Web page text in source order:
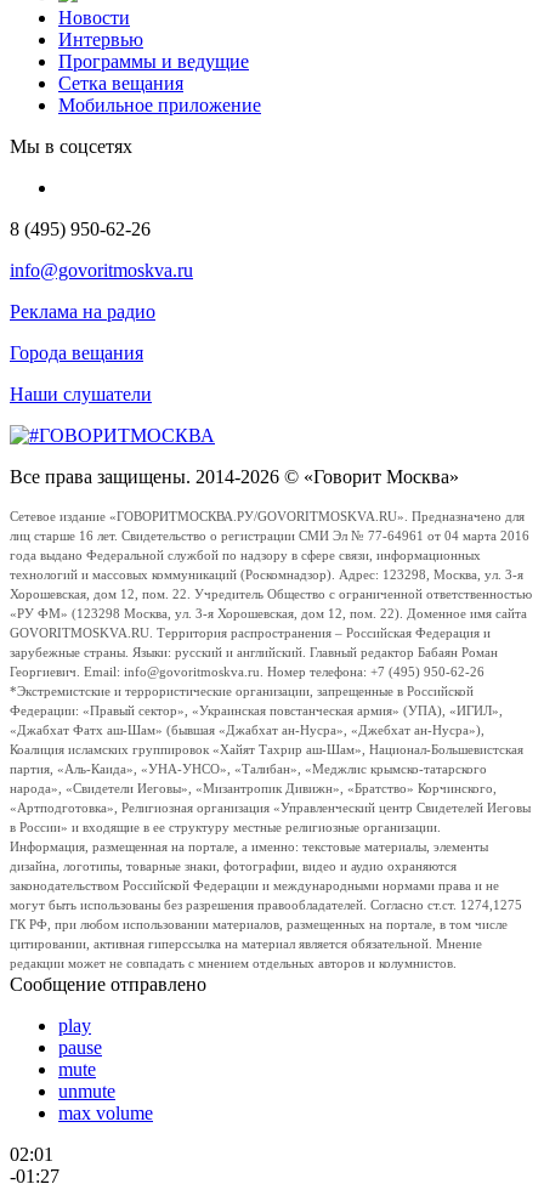
Новости
Интервью
Программы и ведущие
Сетка вещания
Мобильное приложение
Мы в соцсетях
8 (495) 950-62-26
info@govoritmoskva.ru
Реклама на радио
Города вещания
Наши слушатели
Все права защищены. 2014-2026 © «Говорит Москва»
Сетевое издание «ГОВОРИТМОСКВА.РУ/GOVORITMOSKVA.RU». Предназначено для
лиц старше 16 лет. Свидетельство о регистрации СМИ Эл № 77-64961 от 04 марта 2016
года выдано Федеральной службой по надзору в сфере связи, информационных
технологий и массовых коммуникаций (Роскомнадзор). Адрес: 123298, Москва, ул. 3-я
Хорошевская, дом 12, пом. 22. Учредитель Общество с ограниченной ответственностью
«РУ ФМ» (123298 Москва, ул. 3-я Хорошевская, дом 12, пом. 22). Доменное имя сайта
GOVORITMOSKVA.RU. Территория распространения – Российская Федерация и
зарубежные страны. Языки: русский и английский. Главный редактор Бабаян Роман
Георгиевич. Email: info@govoritmoskva.ru. Номер телефона: +7 (495) 950-62-26
*Экстремистские и террористические организации, запрещенные в Российской
Федерации: «Правый сектор», «Украинская повстанческая армия» (УПА), «ИГИЛ»,
«Джабхат Фатх аш-Шам» (бывшая «Джабхат ан-Нусра», «Джебхат ан-Нусра»),
Коалиция исламских группировок «Хайят Тахрир аш-Шам», Национал-Большевистская
партия, «Аль-Каида», «УНА-УНСО», «Талибан», «Меджлис крымско-татарского
народа», «Свидетели Иеговы», «Мизантропик Дивижн», «Братство» Корчинского,
«Артподготовка», Религиозная организация «Управленческий центр Свидетелей Иеговы
в России» и входящие в ее структуру местные религиозные организации.
Информация, размещенная на портале, а именно: текстовые материалы, элементы
дизайна, логотипы, товарные знаки, фотографии, видео и аудио охраняются
законодательством Российской Федерации и международными нормами права и не
могут быть использованы без разрешения правообладателей. Согласно ст.ст. 1274,1275
ГК РФ, при любом использовании материалов, размещенных на портале, в том числе
цитировании, активная гиперссылка на материал является обязательной. Мнение
редакции может не совпадать с мнением отдельных авторов и колумнистов.
Сообщение отправлено
play
pause
mute
unmute
max volume
02:01
-01:27